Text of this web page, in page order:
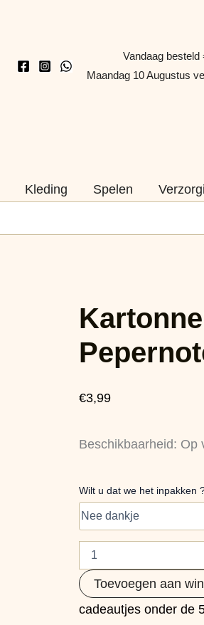
Vandaag besteld
Maandag 10 Augustus
Kleding Spelen
€3,99
Beschikbaarheid: Op
Wilt u dat we het inpakken
Pepernoten
van
de
Sint
Toevoegen aan
cadeautjes onder de